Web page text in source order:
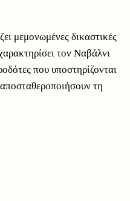
μεμονωμένες δικαστικές
τον Ναβάλνι
που υποστηρίζονται
τη